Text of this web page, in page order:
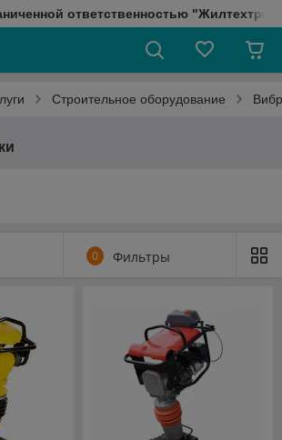
ответственностью
Строительное оборудование
0 Фильтры